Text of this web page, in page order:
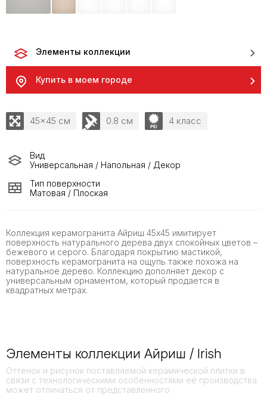
Коллекция керамогранита Айриш 45x45 имитирует
поверхность натурального дерева двух спокойных цветов –
бежевого и серого. Благодаря покрытию мастикой,
поверхность керамогранита на ощупь также похожа на
натуральное дерево. Коллекцию дополняет декор с
универсальным орнаментом, который продается в
квадратных метрах.
Элементы коллекции
Купить в моем городе
45x45 см 0.8 см 4 класс
Вид
Универсальная / Напольная / Декор
Тип поверхности
Матовая / Плоская
Элементы коллекции Айриш / Irish
Оттенок и рисунок поставляемой керамической плитки в
связи с технологическими особенностями её производства
может отличаться от представленного